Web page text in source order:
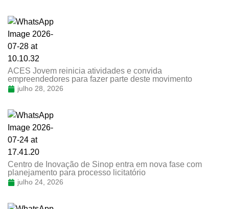
ACES Jovem reinicia atividades e convida
empreendedores para fazer parte deste movimento
julho 28, 2026
Centro de Inovação de Sinop entra em nova fase com
planejamento para processo licitatório
julho 24, 2026